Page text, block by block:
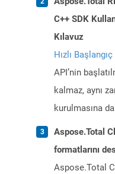
C++ SDK
Kılavuz
Hızlı Başlangıç
API’nin
kalmaz, aynı
kurulmasına
Aspose.Total
formatlarını
Aspose.Total